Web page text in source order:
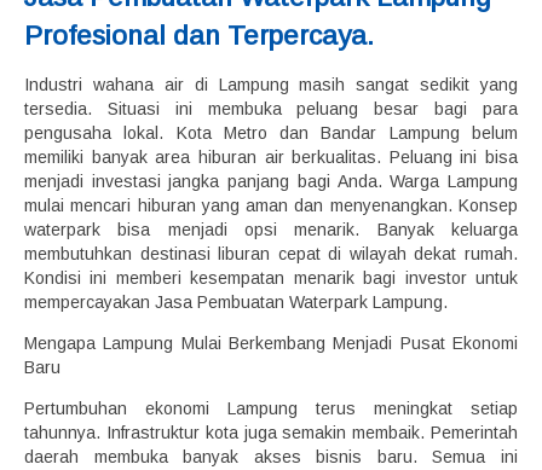
Profesional dan Terpercaya.
Industri wahana air di Lampung masih sangat sedikit yang
tersedia. Situasi ini membuka peluang besar bagi para
pengusaha lokal. Kota Metro dan Bandar Lampung belum
memiliki banyak area hiburan air berkualitas. Peluang ini bisa
menjadi investasi jangka panjang bagi Anda. Warga Lampung
mulai mencari hiburan yang aman dan menyenangkan. Konsep
waterpark bisa menjadi opsi menarik. Banyak keluarga
membutuhkan destinasi liburan cepat di wilayah dekat rumah.
Kondisi ini memberi kesempatan menarik bagi investor untuk
mempercayakan Jasa Pembuatan Waterpark Lampung.
Mengapa Lampung Mulai Berkembang Menjadi Pusat Ekonomi
Baru
Pertumbuhan ekonomi Lampung terus meningkat setiap
tahunnya. Infrastruktur kota juga semakin membaik. Pemerintah
daerah membuka banyak akses bisnis baru. Semua ini